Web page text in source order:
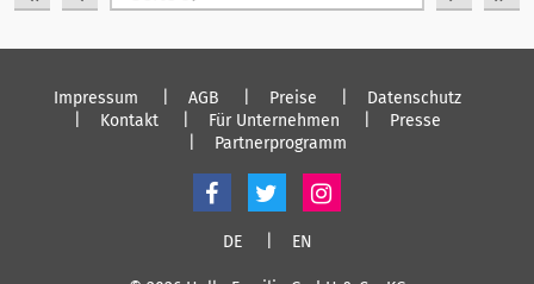
Impressum AGB Preise
Datenschutz
Kontakt
Für Unternehmen
Presse
Partnerprogramm
DE EN